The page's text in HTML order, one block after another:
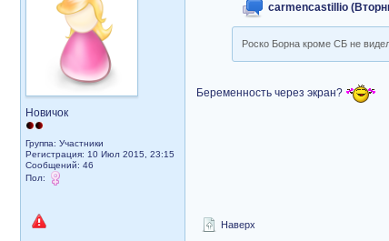
Новичок
Группа: Участники
Регистрация: 10 Июл 2015, 23:15
Сообщений: 46
Пол:
carmencastillio
Роско Борна кроме СБ не
Беременность через экран?
Наверх